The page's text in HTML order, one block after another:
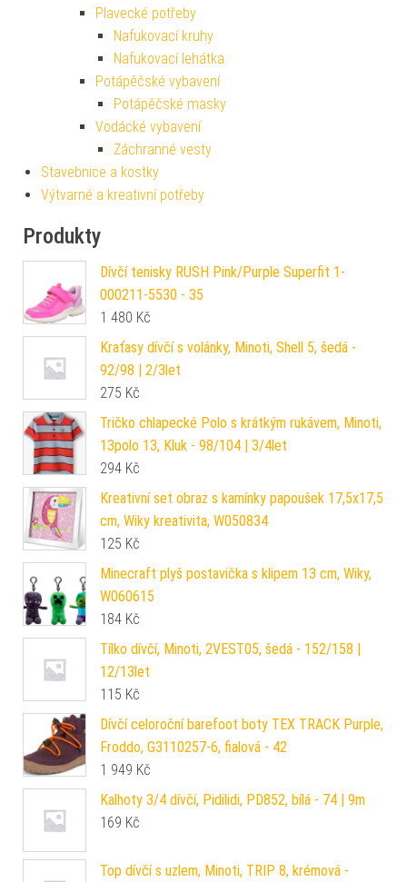
Plavecké potřeby
Nafukovací kruhy
Nafukovací lehátka
Potápěčské vybavení
Potápěčské masky
Vodácké vybavení
Záchranné vesty
Stavebnice a kostky
Výtvarné a kreativní potřeby
Produkty
Dívčí tenisky RUSH Pink/Purple Superfit 1-
000211-5530 - 35
1 480 Kč
Kraťasy dívčí s volánky, Minoti, Shell 5, šedá -
92/98 | 2/3let
275 Kč
Tričko chlapecké Polo s krátkým rukávem, Minoti,
13polo 13, Kluk - 98/104 | 3/4let
294 Kč
Kreativní set obraz s kamínky papoušek 17,5x17,5
cm, Wiky kreativita, W050834
125 Kč
Minecraft plyš postavička s klipem 13 cm, Wiky,
W060615
184 Kč
Tílko dívčí, Minoti, 2VEST05, šedá - 152/158 |
12/13let
115 Kč
Dívčí celoroční barefoot boty TEX TRACK Purple,
Froddo, G3110257-6, fialová - 42
1 949 Kč
Kalhoty 3/4 dívčí, Pidilidi, PD852, bílá - 74 | 9m
169 Kč
Top dívčí s uzlem, Minoti, TRIP 8, krémová -